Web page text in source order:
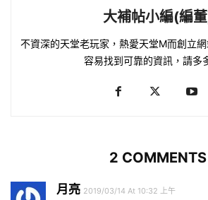
大補帖小編(編
不資深的天堂老玩家，熱愛天堂M而創立
容易找到可靠的資訊，請多
2 COMMENTS
月亮 2019/03/14 At 10:32 上午